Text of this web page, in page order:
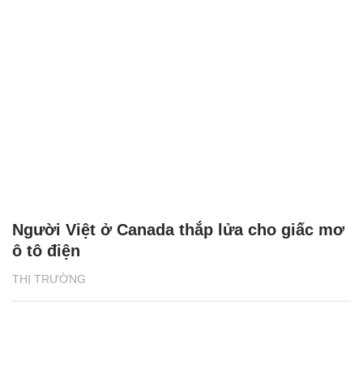
THỊ TRƯỜNG
Người Việt ở Canada thắp lửa cho giấc mơ
ô tô điện